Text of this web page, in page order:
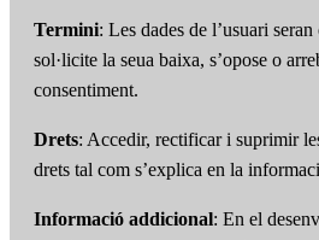
Termini: Les dades de l’usuari
sol·licite la seua baixa, s’opose o
consentiment.
Drets: Accedir, rectificar i suprimir
drets tal com s’explica en la
Informació addicional: En el